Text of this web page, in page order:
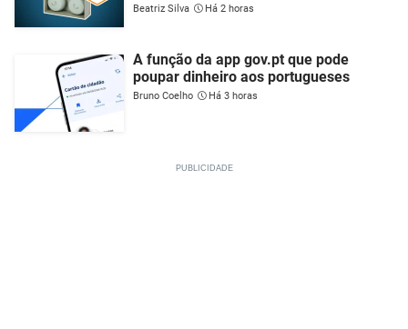
Beatriz Silva Há 2 horas
A função da app gov.pt que pode
poupar dinheiro aos portugueses
Bruno Coelho Há 3 horas